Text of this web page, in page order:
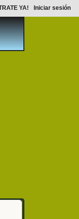
YA! Iniciar sesión